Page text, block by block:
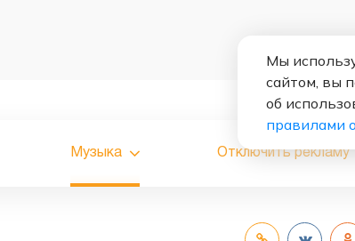
Музыка Отключить рекламу
Мы
сайтом, вы
об
правилами